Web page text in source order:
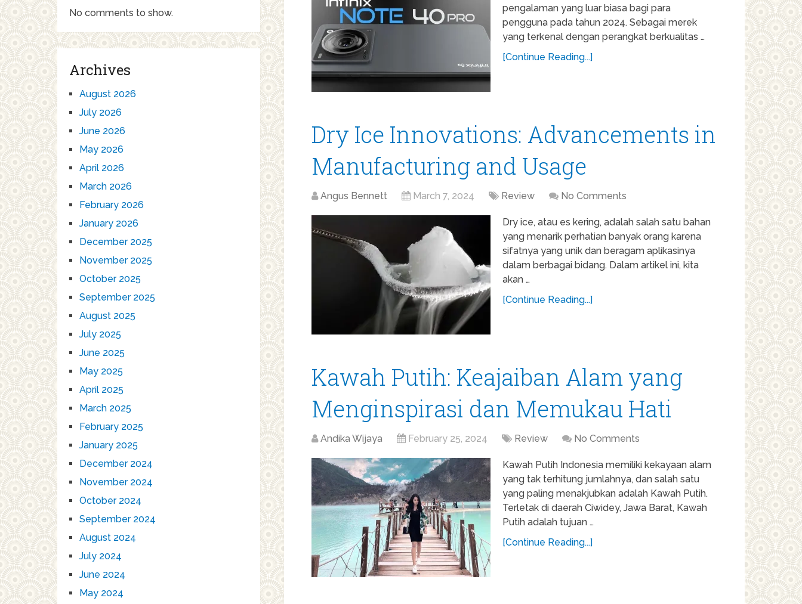
pengalaman yang luar biasa bagi para
pengguna pada tahun 2024. Sebagai merek
yang terkenal dengan perangkat berkualitas …
[Continue Reading...]
Dry Ice Innovations: Advancements in
Manufacturing and Usage
Angus Bennett March 7, 2024 Review No Comments
Dry ice, atau es kering, adalah salah satu bahan
yang menarik perhatian banyak orang karena
sifatnya yang unik dan beragam aplikasinya
dalam berbagai bidang. Dalam artikel ini, kita
akan …
[Continue Reading...]
Kawah Putih: Keajaiban Alam yang
Menginspirasi dan Memukau Hati
Andika Wijaya February 25, 2024 Review No Comments
Kawah Putih Indonesia memiliki kekayaan alam
yang tak terhitung jumlahnya, dan salah satu
yang paling menakjubkan adalah Kawah Putih.
Terletak di daerah Ciwidey, Jawa Barat, Kawah
Putih adalah tujuan …
[Continue Reading...]
No comments to show.
Archives
August 2026
July 2026
June 2026
May 2026
April 2026
March 2026
February 2026
January 2026
December 2025
November 2025
October 2025
September 2025
August 2025
July 2025
June 2025
May 2025
April 2025
March 2025
February 2025
January 2025
December 2024
November 2024
October 2024
September 2024
August 2024
July 2024
June 2024
May 2024